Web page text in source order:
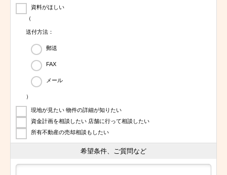
資料がほしい
（
送付方法：
郵送
FAX
メール
）
現地が見たい 物件の詳細が知りたい
資金計画を相談したい 店舗に行って相談したい
所有不動産の売却相談もしたい
希望条件、ご質問など